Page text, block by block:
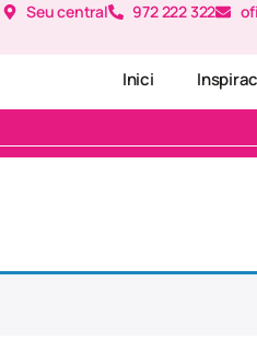
Seu central 972 222 322
Inici